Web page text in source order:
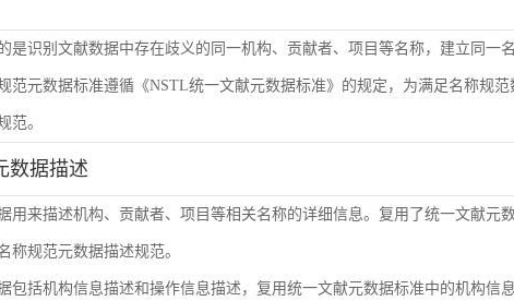
是识别文献数据中存在歧义的同一机构、贡献者、项目等名称，建立同一
范元数据标准遵循《NSTL统一文献元数据标准》的规定，为满足名称规
范。
数据描述
用来描述机构、贡献者、项目等相关名称的详细信息。复用了统一文献元
称规范元数据描述规范。
包括机构信息描述和操作信息描述，复用统一文献元数据标准中的机构信